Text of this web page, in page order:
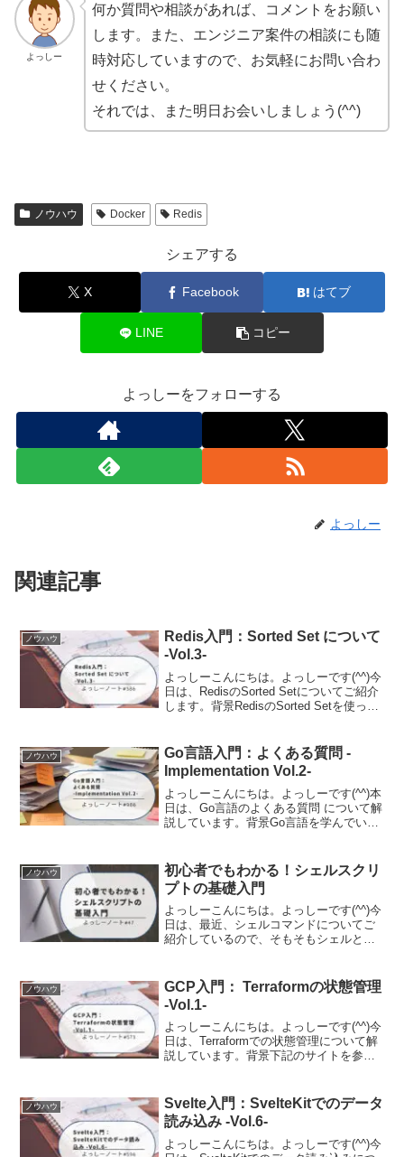
よっしー
何か質問や相談があれば、コメントをお願い
します。また、エンジニア案件の相談にも随
時対応していますので、お気軽にお問い合わ
せください。
それでは、また明日お会いしましょう(^^)
ノウハウ Docker Redis
シェアする
X Facebook はてブ
LINE コピー
よっしーをフォローする
よっしー
関連記事
ノウハウ
Redis入門：Sorted Set について
-Vol.3-
よっしーこんにちは。よっしーです(^^)今
日は、RedisのSorted Setについてご紹介
します。背景RedisのSorted Setを使った
います。動作環境について...
ノウハウ
Go言語入門：よくある質問 -
Implementation Vol.2-
よっしーこんにちは。よっしーです(^^)本
日は、Go言語のよくある質問 について解
説しています。背景Go言語を学んでいる
といった疑問が湧いてきませんか。Go言
語の公式サ...
ノウハウ
初心者でもわかる！シェルスクリ
プトの基礎入門
よっしーこんにちは。よっしーです(^^)今
日は、最近、シェルコマンドについてご
紹介しているので、そもそもシェルとは
ュータのオペレーティングシステムで使
用されるプログラム...
ノウハウ
GCP入門： Terraformの状態管理
-Vol.1-
よっしーこんにちは。よっしーです(^^)今
日は、Terraformでの状態管理について解
説しています。背景下記のサイトを参考
して残しました。実施内容下記の手順で
実施し...
ノウハウ
Svelte入門：SvelteKitでのデータ
読み込み -Vol.6-
よっしーこんにちは。よっしーです(^^)今